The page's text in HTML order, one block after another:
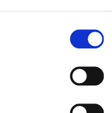
la mayor demanda
de la